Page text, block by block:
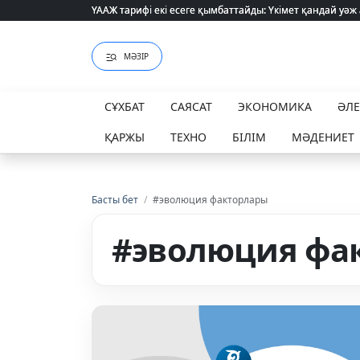
ҮААЖ тарифі екі есеге қымбаттайды: Үкімет қандай
ҮААЖ тарифі екі есеге қымбаттайды: Үкімет қандай
МӘЗІР
СҰХБАТ САЯСАТ ЭКОНОМИКА
ҚАРЖЫ
ТЕХНО БІЛІМ МӘДЕНИЕТ
Басты бет / #эволюция факторлары
#эволюция